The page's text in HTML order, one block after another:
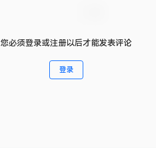
您必须登录或注册以后才能发表评论
登录